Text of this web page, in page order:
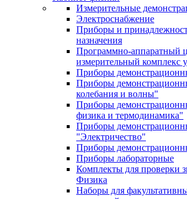
Измерительные
Электроснабжение
Приборы и
назначения
Программно-аппаратный
измерительный комплекс
Приборы
Приборы
колебания и волны"
Приборы
физика и термодинамика"
Приборы
"Электричество"
Приборы
Приборы лабораторные
Комплекты для проверки
Физика
Наборы для